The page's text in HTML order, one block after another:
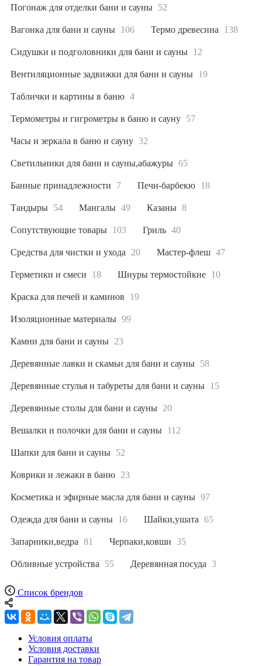
Погонаж для отделки бани и сауны 52
Вагонка для бани и сауны 106 Термо древесина 138
Сидушки и подголовники для бани и сауны 12
Вентиляционные задвижки для бани и сауны 19
Таблички и картины в баню 4
Термометры и гигрометры в баню и сауну 57
Часы и зеркала в баню и сауну 32
Светильники для бани и сауны,абажуры 65
Банные принадлежности 7 Печи-барбекю 18
Тандыры 54 Мангалы 49 Казаны 8
Сопутствующие товары 103 Гриль 40
Средства для чистки и ухода 20 Мастер-флеш 47
Герметики и смеси 18 Шнуры термостойкие 10
Краска для печей и каминов 19
Изоляционные материалы 99
Камни для бани и сауны 23
Деревянные лавки и скамьи для бани и сауны 58
Деревянные стулья и табуреты для бани и сауны 15
Деревянные столы для бани и сауны 20
Вешалки и полочки для бани и сауны 112
Шапки для бани и сауны 52
Коврики и лежаки в баню 23
Косметика и эфирные масла для бани и сауны 97
Одежда для бани и сауны 16 Шайки,ушата 65
Запарники,ведра 81 Черпаки,ковши 35
Обливные устройства 55 Деревянная посуда 3
Список брендов
Условия оплаты
Условия доставки
Гарантия на товар